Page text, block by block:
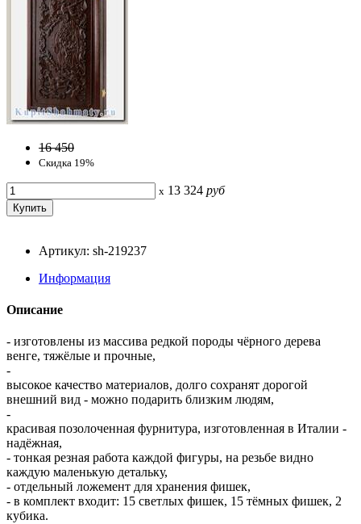
16 450
Скидка 19%
x 13 324 руб
Артикул: sh-219237
Информация
Описание
- изготовлены из массива редкой породы чёрного дерева
венге, тяжёлые и прочные,
-
высокое качество материалов, долго сохранят дорогой
внешний вид - можно подарить близким людям,
-
красивая позолоченная фурнитура, изготовленная в Италии -
надёжная,
- тонкая резная работа каждой фигуры, на резьбе видно
каждую маленькую детальку,
- отдельный ложемент для хранения фишек,
- в комплект входит: 15 светлых фишек, 15 тёмных фишек, 2
кубика.